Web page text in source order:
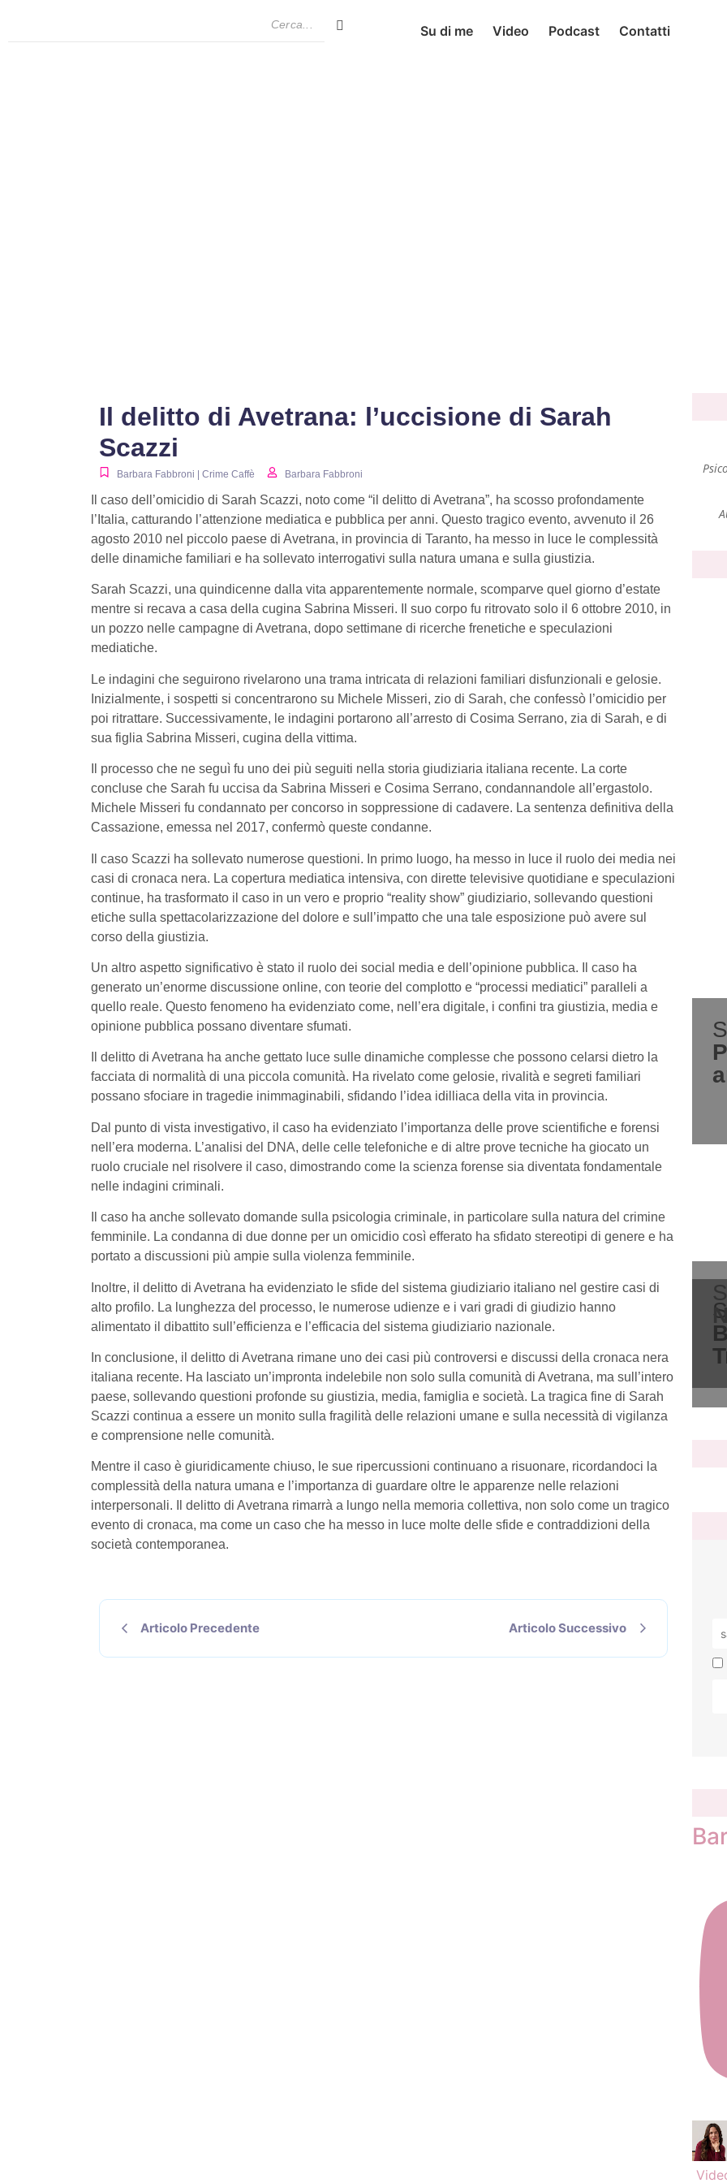
Su di me Video Podcast Contatti
Il delitto di Avetrana: l’uccisione di Sarah
Scazzi
Barbara Fabbroni | Crime Caffè Barbara Fabbroni
Il caso dell’omicidio di Sarah Scazzi, noto come “il delitto di Avetrana”, ha scosso profondamente
l’Italia, catturando l’attenzione mediatica e pubblica per anni. Questo tragico evento, avvenuto il 26
agosto 2010 nel piccolo paese di Avetrana, in provincia di Taranto, ha messo in luce le complessità
delle dinamiche familiari e ha sollevato interrogativi sulla natura umana e sulla giustizia.
Sarah Scazzi, una quindicenne dalla vita apparentemente normale, scomparve quel giorno d’estate
mentre si recava a casa della cugina Sabrina Misseri. Il suo corpo fu ritrovato solo il 6 ottobre 2010, in
un pozzo nelle campagne di Avetrana, dopo settimane di ricerche frenetiche e speculazioni
mediatiche.
Le indagini che seguirono rivelarono una trama intricata di relazioni familiari disfunzionali e gelosie.
Inizialmente, i sospetti si concentrarono su Michele Misseri, zio di Sarah, che confessò l’omicidio per
poi ritrattare. Successivamente, le indagini portarono all’arresto di Cosima Serrano, zia di Sarah, e di
sua figlia Sabrina Misseri, cugina della vittima.
Il processo che ne seguì fu uno dei più seguiti nella storia giudiziaria italiana recente. La corte
concluse che Sarah fu uccisa da Sabrina Misseri e Cosima Serrano, condannandole all’ergastolo.
Michele Misseri fu condannato per concorso in soppressione di cadavere. La sentenza definitiva della
Cassazione, emessa nel 2017, confermò queste condanne.
Il caso Scazzi ha sollevato numerose questioni. In primo luogo, ha messo in luce il ruolo dei media nei
casi di cronaca nera. La copertura mediatica intensiva, con dirette televisive quotidiane e speculazioni
continue, ha trasformato il caso in un vero e proprio “reality show” giudiziario, sollevando questioni
etiche sulla spettacolarizzazione del dolore e sull’impatto che una tale esposizione può avere sul
corso della giustizia.
Un altro aspetto significativo è stato il ruolo dei social media e dell’opinione pubblica. Il caso ha
generato un’enorme discussione online, con teorie del complotto e “processi mediatici” paralleli a
quello reale. Questo fenomeno ha evidenziato come, nell’era digitale, i confini tra giustizia, media e
opinione pubblica possano diventare sfumati.
Il delitto di Avetrana ha anche gettato luce sulle dinamiche complesse che possono celarsi dietro la
facciata di normalità di una piccola comunità. Ha rivelato come gelosie, rivalità e segreti familiari
possano sfociare in tragedie inimmaginabili, sfidando l’idea idilliaca della vita in provincia.
Dal punto di vista investigativo, il caso ha evidenziato l’importanza delle prove scientifiche e forensi
nell’era moderna. L’analisi del DNA, delle celle telefoniche e di altre prove tecniche ha giocato un
ruolo cruciale nel risolvere il caso, dimostrando come la scienza forense sia diventata fondamentale
nelle indagini criminali.
Il caso ha anche sollevato domande sulla psicologia criminale, in particolare sulla natura del crimine
femminile. La condanna di due donne per un omicidio così efferato ha sfidato stereotipi di genere e ha
portato a discussioni più ampie sulla violenza femminile.
Inoltre, il delitto di Avetrana ha evidenziato le sfide del sistema giudiziario italiano nel gestire casi di
alto profilo. La lunghezza del processo, le numerose udienze e i vari gradi di giudizio hanno
alimentato il dibattito sull’efficienza e l’efficacia del sistema giudiziario nazionale.
In conclusione, il delitto di Avetrana rimane uno dei casi più controversi e discussi della cronaca nera
italiana recente. Ha lasciato un’impronta indelebile non solo sulla comunità di Avetrana, ma sull’intero
paese, sollevando questioni profonde su giustizia, media, famiglia e società. La tragica fine di Sarah
Scazzi continua a essere un monito sulla fragilità delle relazioni umane e sulla necessità di vigilanza
e comprensione nelle comunità.
Mentre il caso è giuridicamente chiuso, le sue ripercussioni continuano a risuonare, ricordandoci la
complessità della natura umana e l’importanza di guardare oltre le apparenze nelle relazioni
interpersonali. Il delitto di Avetrana rimarrà a lungo nella memoria collettiva, non solo come un tragico
evento di cronaca, ma come un caso che ha messo in luce molte delle sfide e contraddizioni della
società contemporanea.
Articolo Precedente Articolo Successivo